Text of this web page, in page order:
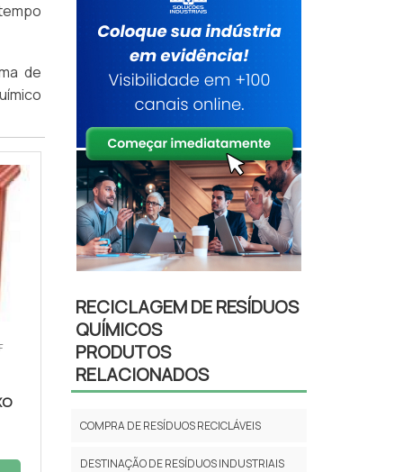
de
RECICLAGEM DE RESÍDUOS
QUÍMICOS
PRODUTOS
RELACIONADOS
COMPRA DE RESÍDUOS RECICLÁVEIS
DESTINAÇÃO DE RESÍDUOS INDUSTRIAIS